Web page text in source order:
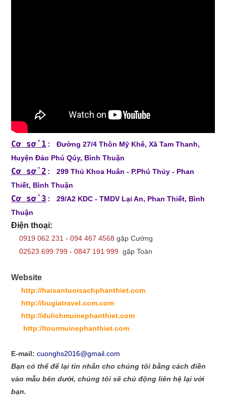
Cơ sở 1 :
Đường 27/4 Thôn Mỹ Khê, Xã Tam Thanh,
Huyện Đảo Phú Qúy, Bình Thuận
Cơ sở 2 :
299 Thủ Khoa Huân - P.Phú Thủy - Phan
Thiết, Bình Thuận
Cơ sở 3 :
29/A2 KDC - TMDV Lại An, Phan Thiết, Bình
Thuận
Điện thoại:
0919 062 231 - 094 467 4568 gặp Cường
02523.699.799 - 0847 191 999gặp Toàn
Website
http://haisantuoisachphanthiet.com
http://bugiatravel.com.com
http://dulichmuinephanthiet.com
http://tourmuinephanthiet.com
E-mail: cuonghs2016@gmail.com
Bạn có thể để lại tin nhắn cho chúng tôi bằng cách điền
vào mẫu bên dưới, chúng tôi sẽ chủ động liên hệ lại với
bạn.